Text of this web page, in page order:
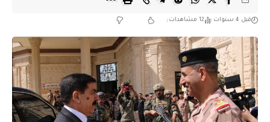
قبل 4 سنوات 12 مشاهدات